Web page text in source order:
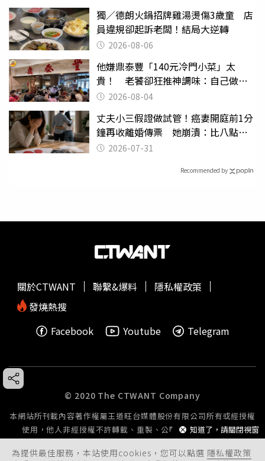
獨／德朗火鍋招牌雞湯燙傷3歲童 店
員違規卻起訴老闆！結局大逆轉
2026-08-06
他嫌鼎泰豐「140元冷門小菜」太
貴！ 老饕卻狂推神調味：自己做不
出來2026-08-04
丈夫小三假證做試管！癌妻開庭前1分
鐘再收離婚傳票 她崩潰：比八點檔
還扯2026-07-31
Recommended by
為提供最佳服務，本站使用cookies，您可以點選 隱私權政策
知道了，請關閉視窗
關於CTWANT 聯繫&爆料
隱私權政策
發燒熱搜
Facebook
Youtube Telegram
© 2020 The CTWANT Company
本網站所刊載內容著作權屬王道旺台媒體股份有限公司所有或經授權
使用，他人非經授權不許轉載、重製、公開播送或公開傳輸。